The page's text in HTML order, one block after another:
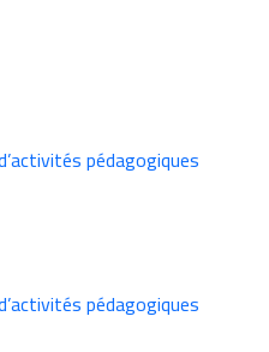
pédagogiques
pédagogiques